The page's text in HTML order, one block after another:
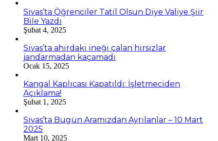
Sivas’ta Öğrenciler Tatil Olsun Diye Valiye Şiir
Bile Yazdı
Şubat 4, 2025
Sivas’ta ahırdaki ineği çalan hırsızlar
jandarmadan kaçamadı
Ocak 15, 2025
Kangal Kaplıcası Kapatıldı: İşletmeciden
Açıklama!
Şubat 1, 2025
Sivas’ta Bugün Aramızdan Ayrılanlar – 10 Mart
2025
Mart 10, 2025